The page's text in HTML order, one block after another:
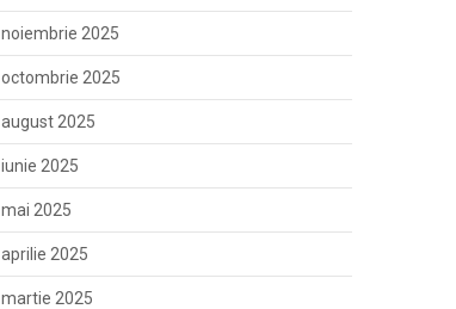
noiembrie 2025
octombrie 2025
august 2025
iunie 2025
mai 2025
aprilie 2025
martie 2025